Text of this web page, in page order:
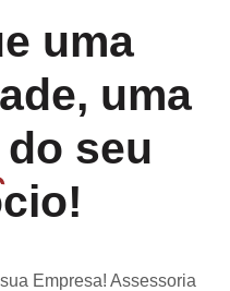
uma
uma
do seu
Empresa! Assessoria